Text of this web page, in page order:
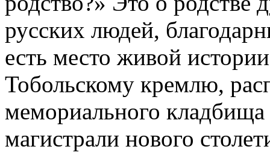
русских людей,
есть место живой
Тобольскому кремлю,
мемориального кладбища
магистрали нового